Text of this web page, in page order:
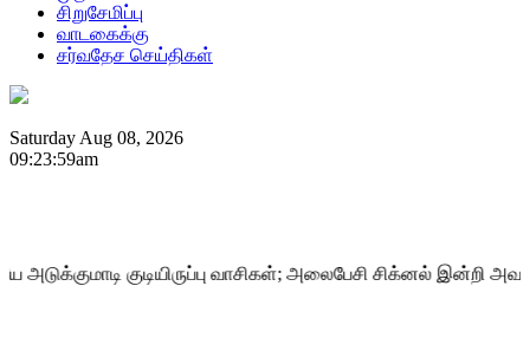
சிறுசேமிப்பு
வாடகைக்கு
சர்வதேச செய்திகள்
Saturday Aug 08, 2026
09:23:59am
குடியிருப்பு வாசிகள்; அலைபேசி சிக்னல் இன்றி அவதி.>>